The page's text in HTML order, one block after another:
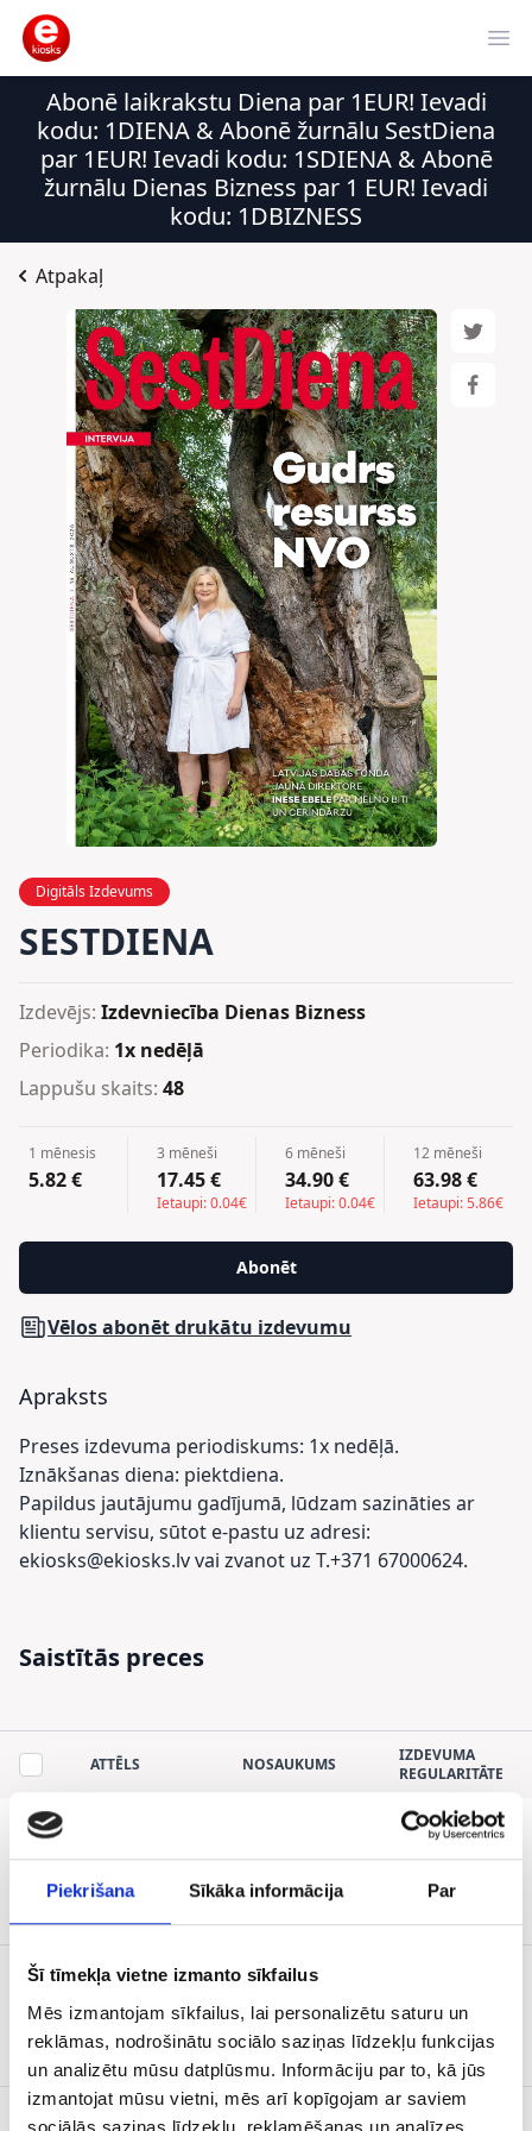
Piekrišana Sīkāka informācija Par
Šī tīmekļa vietne izmanto sīkfailus
Mēs izmantojam sīkfailus, lai personalizētu saturu un
reklāmas, nodrošinātu sociālo saziņas līdzekļu funkcijas
un analizētu mūsu datplūsmu. Informāciju par to, kā jūs
izmantojat mūsu vietni, mēs arī kopīgojam ar saviem
sociālās saziņas līdzekļu, reklamēšanas un analīzes
Abonē laikrakstu Diena par 1EUR! Ievadi
kodu: 1DIENA & Abonē žurnālu SestDiena
par 1EUR! Ievadi kodu: 1SDIENA & Abonē
žurnālu Dienas Bizness par 1 EUR! Ievadi
kodu: 1DBIZNESS
Atpakaļ
Digitāls Izdevums
SESTDIENA
Izdevējs: Izdevniecība Dienas Bizness
Periodika: 1x nedēļā
Lappušu skaits: 48
1 mēnesis
5.82 €
3 mēneši
17.45 €
Ietaupi: 0.04€
6 mēneši
34.90 €
Ietaupi: 0.04€
12 mēneši
63.98 €
Ietaupi: 5.86€
Abonēt
Vēlos abonēt drukātu izdevumu
Apraksts
Preses izdevuma periodiskums: 1x nedēļā.
Iznākšanas diena: piektdiena.
Papildus jautājumu gadījumā, lūdzam sazināties ar
klientu servisu, sūtot e-pastu uz adresi:
ekiosks@ekiosks.lv vai zvanot uz T.+371 67000624.
Saistītās preces
ATTĒLS NOSAUKUMS
IZDEVUMA
REGULARITĀTE
LEĢENDAS 1 x mēnesī